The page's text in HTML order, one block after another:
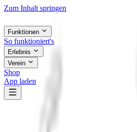
Zum Inhalt springen
Funktionen
So funktioniert's
Erlebnis
Verein
Shop
App laden